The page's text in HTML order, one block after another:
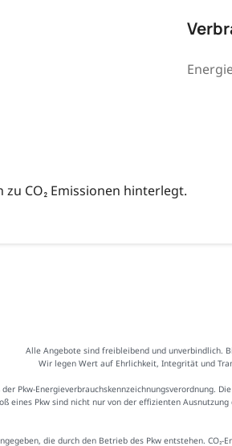
CO₂ Emissionen hinterlegt.
Alle Angebote sind freibleibend und unverbindlich.
Wir legen Wert auf Ehrlichkeit, Integrität und
Pkw-Energieverbrauchskennzeichnungsverordnung.
eines Pkw sind nicht nur von der effizienten
die durch den Betrieb des Pkw entstehen.